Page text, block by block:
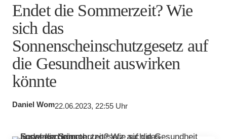
Endet die Sommerzeit? Wie
sich das
Sonnenscheinschutzgesetz auf
die Gesundheit auswirken
könnte
Daniel Wom22.06.2023, 22:55 Uhr